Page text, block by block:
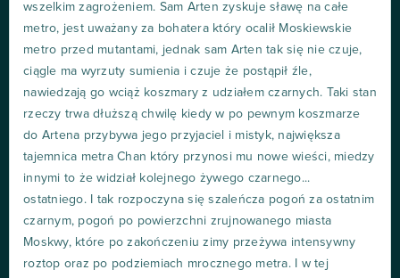
wszelkim zagrożeniem. Sam Arten zyskuje sławę na całe
metro, jest uważany za bohatera który ocalił Moskiewskie
metro przed mutantami, jednak sam Arten tak się nie czuje,
ciągle ma wyrzuty sumienia i czuje że postąpił źle,
nawiedzają go wciąż koszmary z udziałem czarnych. Taki stan
rzeczy trwa dłuższą chwilę kiedy w po pewnym koszmarze
do Artena przybywa jego przyjaciel i mistyk, największa
tajemnica metra Chan który przynosi mu nowe wieści, miedzy
innymi to że widział kolejnego żywego czarnego...
ostatniego. I tak rozpoczyna się szaleńcza pogoń za ostatnim
czarnym, pogoń po powierzchni zrujnowanego miasta
Moskwy, które po zakończeniu zimy przeżywa intensywny
roztop oraz po podziemiach mrocznego metra. I w tej